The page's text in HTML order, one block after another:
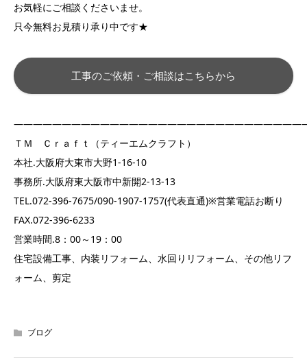
お気軽にご相談くださいませ。
只今無料お見積り承り中です★
工事のご依頼・ご相談はこちらから
ＴＭ Ｃｒａｆｔ（ティーエムクラフト）
本社.大阪府大東市大野1-16-10
事務所.大阪府東大阪市中新開2-13-13
TEL.072-396-7675/090-1907-1757(代表直通)※営業電話お断り
FAX.072-396-6233
営業時間.8：00～19：00
住宅設備工事、内装リフォーム、水回りリフォーム、その他リフ
ォーム、剪定
ブログ